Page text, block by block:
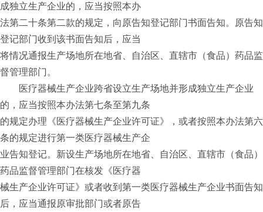
成独立生产企业的，应当按照本办
法第二十条第二款的规定，向原告知登记部门书面告知。原告知
登记部门收到该书面告知后，应当
将情况通报生产场地所在地省、自治区、直辖市（食品）药品监
督管理部门。
医疗器械生产企业跨省设立生产场地并形成独立生产企业
的，应当按照本办法第七条至第九条
的规定办理《医疗器械生产企业许可证》，或者按照本办法第六
条的规定进行第一类医疗器械生产企
业告知登记。新设生产场地所在地省、自治区、直辖市（食品）
药品监督管理部门在核发《医疗器
械生产企业许可证》或者收到第一类医疗器械生产企业书面告知
后，应当通报原审批部门或者原告